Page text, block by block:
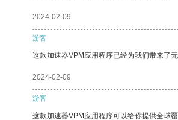
2024-02-09
游客
这款加速器VPM应用程序已经为我们带来了无
2024-02-09
游客
这款加速器VPM应用程序可以给你提供全球